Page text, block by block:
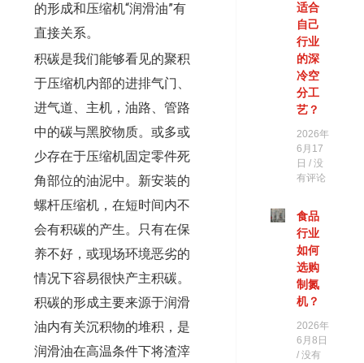
的形成和压缩机“润滑油”有
直接关系。
积碳是我们能够看见的聚积
于压缩机内部的进排气门、
进气道、主机，油路、管路
中的碳与黑胶物质。或多或
少存在于压缩机固定零件死
角部位的油泥中。新安装的
螺杆压缩机，在短时间内不
会有积碳的产生。只有在保
养不好，或现场环境恶劣的
情况下容易很快产主积碳。
积碳的形成主要来源于润滑
油内有关沉积物的堆积，是
润滑油在高温条件下将渣滓
适合
自己
行业
的深
冷空
分工
艺？
2026年
6月17
日 没
有评论
食品
行业
如何
选购
制氮
机？
2026年
6月8日
没有